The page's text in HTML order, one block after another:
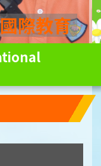
際教育